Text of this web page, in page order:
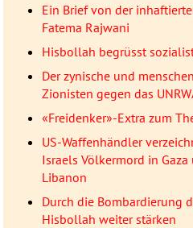
Ein Brief von der
Fatema Rajwani
Hisbollah begrüsst
Der zynische und
Zionisten gegen das
«Freidenker»-Extra zum
US-Waffenhändler
Israels Völkermord in
Libanon
Durch die Bombardierung
Hisbollah weiter stärken